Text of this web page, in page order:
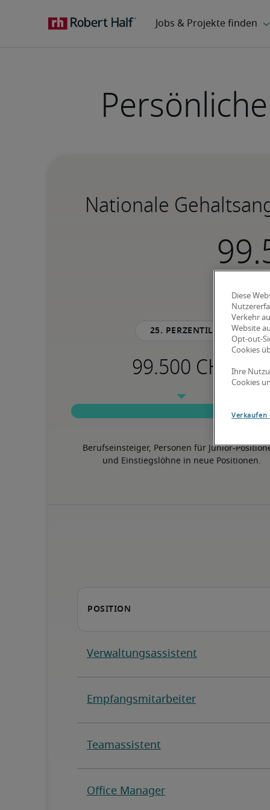
Nationale
25. Perzentil
Berufseinsteiger, Personen für Junior-
und Einstiegslöhne in neue Positionen.
Diese
Verkehr
Website
Opt-out-
Cookies
Ihre
Cookies
Verkaufen